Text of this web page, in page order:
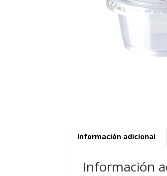
Información adicional
Información